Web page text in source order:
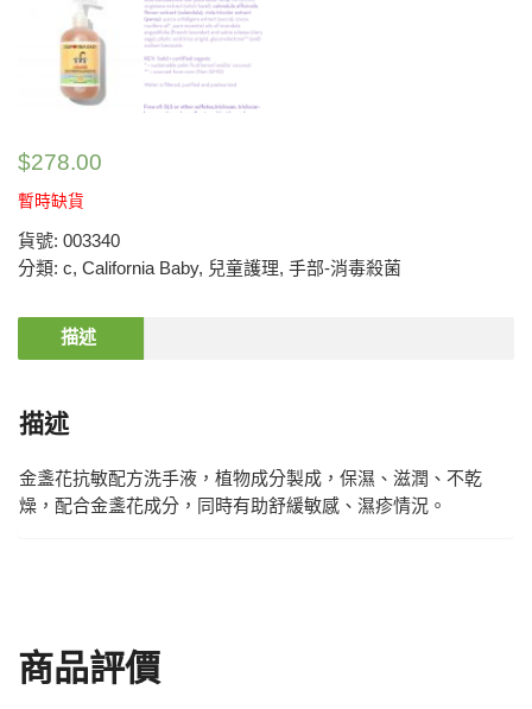
$278.00
暫時缺貨
貨號: 003340
分類: c, California Baby, 兒童護理, 手部-消毒殺菌
描述
描述
金盞花抗敏配方洗手液，植物成分製成，保濕、滋潤、不乾
燥，配合金盞花成分，同時有助舒緩敏感、濕疹情況。
商品評價